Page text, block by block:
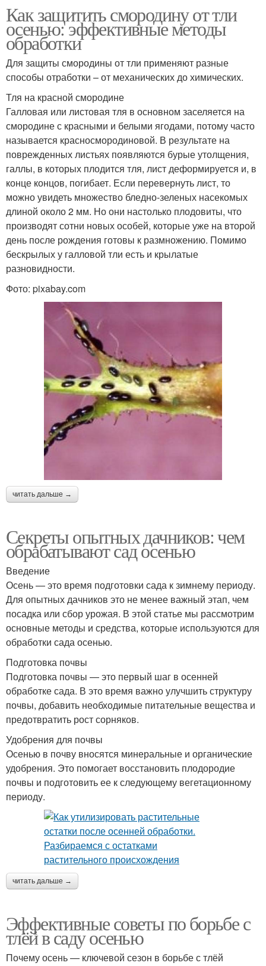
Как защитить смородину от тли
осенью: эффективные методы
обработки
Для защиты смородины от тли применяют разные
способы отработки – от механических до химических.
Тля на красной смородине
Галловая или листовая тля в основном заселяется на
смородине с красными и белыми ягодами, потому часто
называется красносмородиновой. В результате на
поврежденных листьях появляются бурые утолщения,
галлы, в которых плодится тля, лист деформируется и, в
конце концов, погибает. Если перевернуть лист, то
можно увидеть множество бледно-зеленых насекомых
длиной около 2 мм. Но они настолько плодовиты, что
производят сотни новых особей, которые уже на второй
день после рождения готовы к размножению. Помимо
бескрылых у галловой тли есть и крылатые
разновидности.
Фото: pixabay.com
читать дальше →
Секреты опытных дачников: чем
обрабатывают сад осенью
Введение
Осень — это время подготовки сада к зимнему периоду.
Для опытных дачников это не менее важный этап, чем
посадка или сбор урожая. В этой статье мы рассмотрим
основные методы и средства, которые используются для
обработки сада осенью.
Подготовка почвы
Подготовка почвы — это первый шаг в осенней
обработке сада. В это время важно улучшить структуру
почвы, добавить необходимые питательные вещества и
предотвратить рост сорняков.
Удобрения для почвы
Осенью в почву вносятся минеральные и органические
удобрения. Это помогает восстановить плодородие
почвы и подготовить ее к следующему вегетационному
периоду.
читать дальше →
Эффективные советы по борьбе с
тлёй в саду осенью
Почему осень — ключевой сезон в борьбе с тлёй